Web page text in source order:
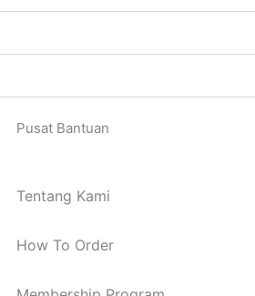
Pusat Bantuan
Tentang Kami
How To Order